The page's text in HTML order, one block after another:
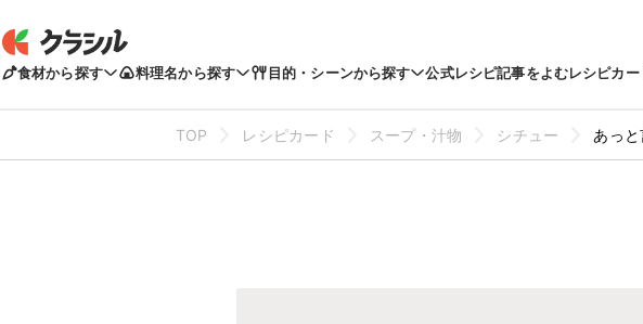
食材から探す 料理名から探す 目的・シーンから探す 公式レシピ記事をよむレシピカー
TOP レシピカード スープ・汁物 シチュー あっ